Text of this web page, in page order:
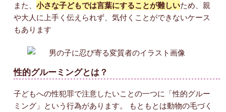
また、 小さな子どもでは言葉にすることが難しいため、親
や大人に上手く伝えられず、気付くことができないケース
もあります
性的グルーミングとは？
子どもへの性犯罪で注意したいことの一つに「性的グルー
ミング」という行為があります。 もともとは動物の毛づく